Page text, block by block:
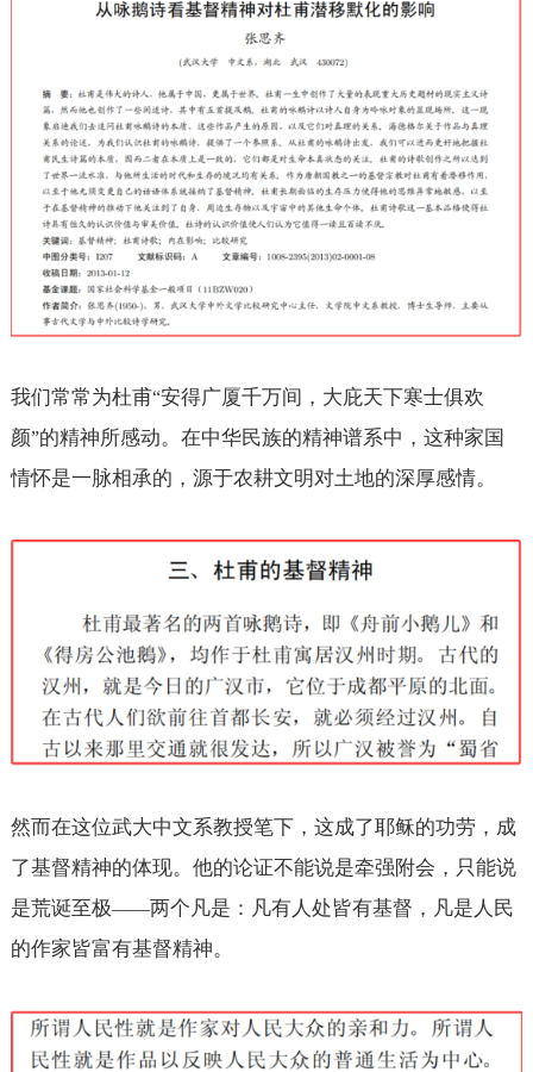
我们常常为杜甫“安得广厦千万间，大庇天下寒士俱欢
颜”的精神所感动。在中华民族的精神谱系中，这种家国
情怀是一脉相承的，源于农耕文明对土地的深厚感情。
然而在这位武大中文系教授笔下，这成了耶稣的功劳，成
了基督精神的体现。他的论证不能说是牵强附会，只能说
是荒诞至极——两个凡是：凡有人处皆有基督，凡是人民
的作家皆富有基督精神。